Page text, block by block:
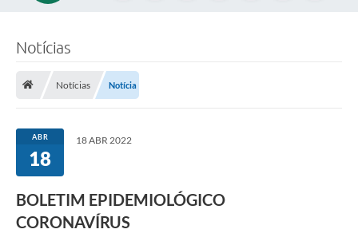
Notícias
Notícias Notícia
ABR
18
18 ABR 2022
BOLETIM EPIDEMIOLÓGICO
CORONAVÍRUS